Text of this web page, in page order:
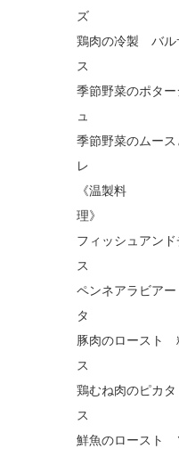
鶏肉の冷製 バル
季節野菜のポター
季節野菜のムース
《温製料
フィッシュアン
ペンネアラビアー
豚肉のロースト
鶏むね肉のピカ
鮮魚のロースト